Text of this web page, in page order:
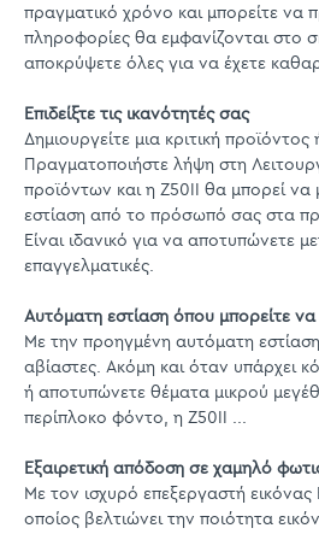
πραγματικό χρόνο και μπορείτε να
πληροφορίες θα εμφανίζονται στο
αποκρύψετε όλες για να έχετε
Επιδείξτε τις ικανότητές σας
Δημιουργείτε μια κριτική
Πραγματοποιήστε λήψη στη
προϊόντων και η Z50II θα μπορεί να
εστίαση από το πρόσωπό σας στα
Είναι ιδανικό για να αποτυπώνετε
επαγγελματικές.
Αυτόματη εστίαση όπου μπορείτε να
Με την προηγμένη αυτόματη εστίαση
αβίαστες. Ακόμη και όταν υπάρχει
ή αποτυπώνετε θέματα μικρού
περίπλοκο φόντο, η Z50II ...
Εξαιρετική απόδοση σε χαμηλό
Με τον ισχυρό επεξεργαστή εικόνας
οποίος βελτιώνει την ποιότητα